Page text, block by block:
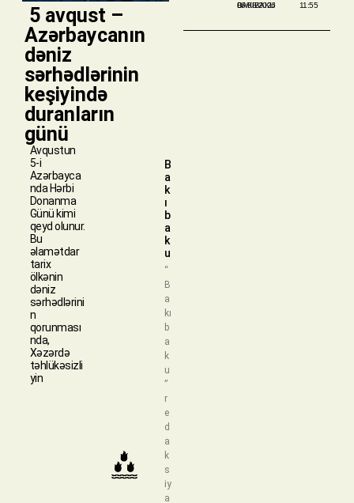
​ 5 avqust –
Azərbaycanın
dəniz
sərhədlərinin
keşiyində
duranların
günü
Avqustun
5-i
Azərbayca
nda Hərbi
Donanma
Günü kimi
qeyd olunur.
Bu
əlamətdar
tarix
ölkənin
dəniz
sərhədlərini
n
qorunması
nda,
Xəzərdə
təhlükəsizli
yin
B
a
k
ı
b
a
k
u
“
B
a
kı
b
a
k
u
”
r
e
d
a
k
s
iy
a
BAKIBAKU
06/08/2026 11:55